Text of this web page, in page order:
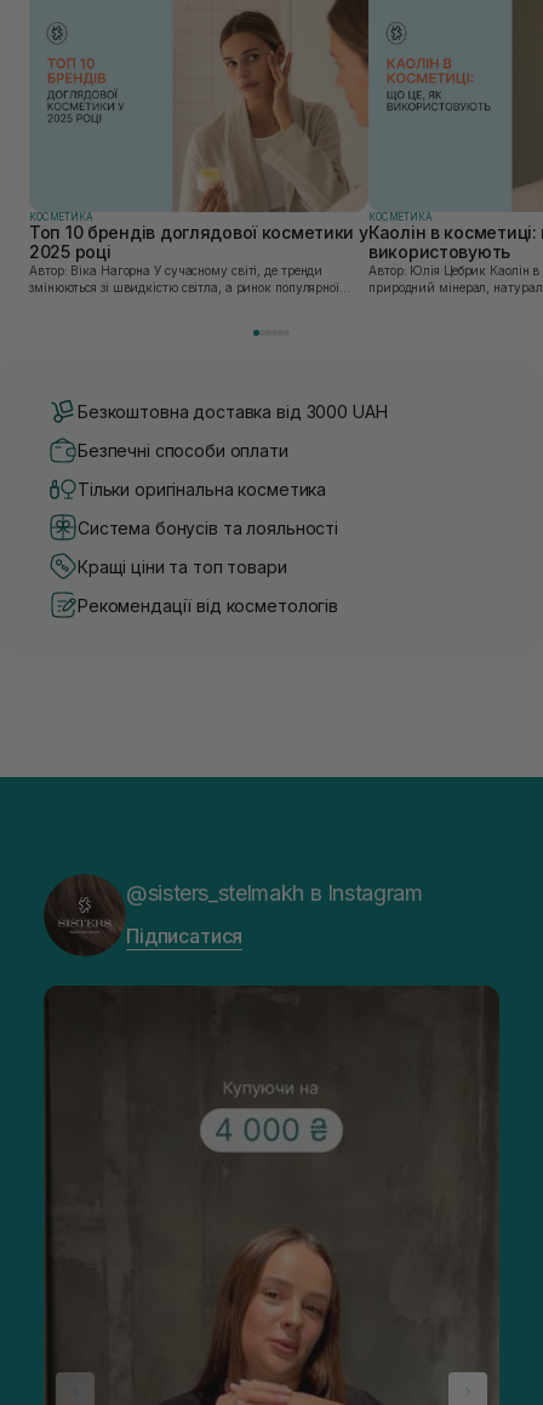
КОСМЕТИКА
Топ 10 брендів доглядової косметики у
2025 році
Автор: Віка Нагорна У сучасному світі, де тренди
змінюються зі швидкістю світла, а ринок популярної
КОСМЕТИКА
Каолін в
використовують
Автор: Юлія Цебрик Каолін в косметології – це
природний мінерал,
Безкоштовна доставка від 3000 UAH
Безпечні способи оплати
Тільки оригінальна косметика
Система бонусів та лояльності
Кращі ціни та топ товари
Рекомендації від косметологів
@sisters_stelmakh в Instagram
Підписатися